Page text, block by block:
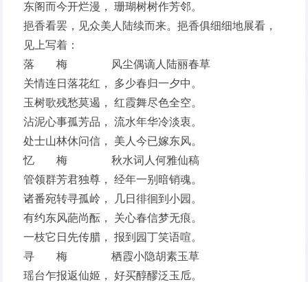
东阁而今开烂漫， 珊瑚树树作芳邻。
挹香看罢，见众美人陆续而来。挹香俱细细地展看，
见上写着：
落 梅 风尘偶谪人陆丽春草
关情连日落花红， 多少春归一夕中。
玉树歌残愁莫遏， 红霞舞尽色全空。
沾泥心事孤芳品， 流水年华冷淡衷。
处士山林休问信， 美人今已嫁东风。
忆 梅 秋水词人何雅仙稿
管领群芳君独尊， 经年一别暗销魂。
诸番宛转寻孤岭， 几日徘徊到小园。
有约东风葩尚酝， 关心春信梦无痕。
一枝它日先传腊， 报到园丁笑语喧。
寻 梅 栖霞小隐胡素玉草
瑶台乍报返仙姬， 好买醇醪泛玉卮。